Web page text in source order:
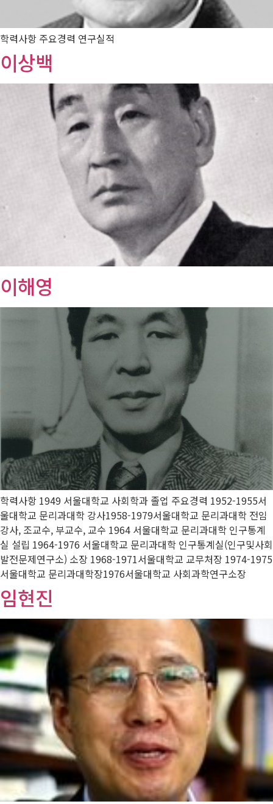
학력사항 주요경력 연구실적
이상백
이해영
학력사항 1949 서울대학교 사회학과 졸업 주요경력 1952-1955서
울대학교 문리과대학 강사1958-1979서울대학교 문리과대학 전임
강사, 조교수, 부교수, 교수 1964 서울대학교 문리과대학 인구통계
실 설립 1964-1976 서울대학교 문리과대학 인구통계실(인구및사회
발전문제연구소) 소장 1968-1971서울대학교 교무처장 1974-1975
서울대학교 문리과대학장1976서울대학교 사회과학연구소장
임현진